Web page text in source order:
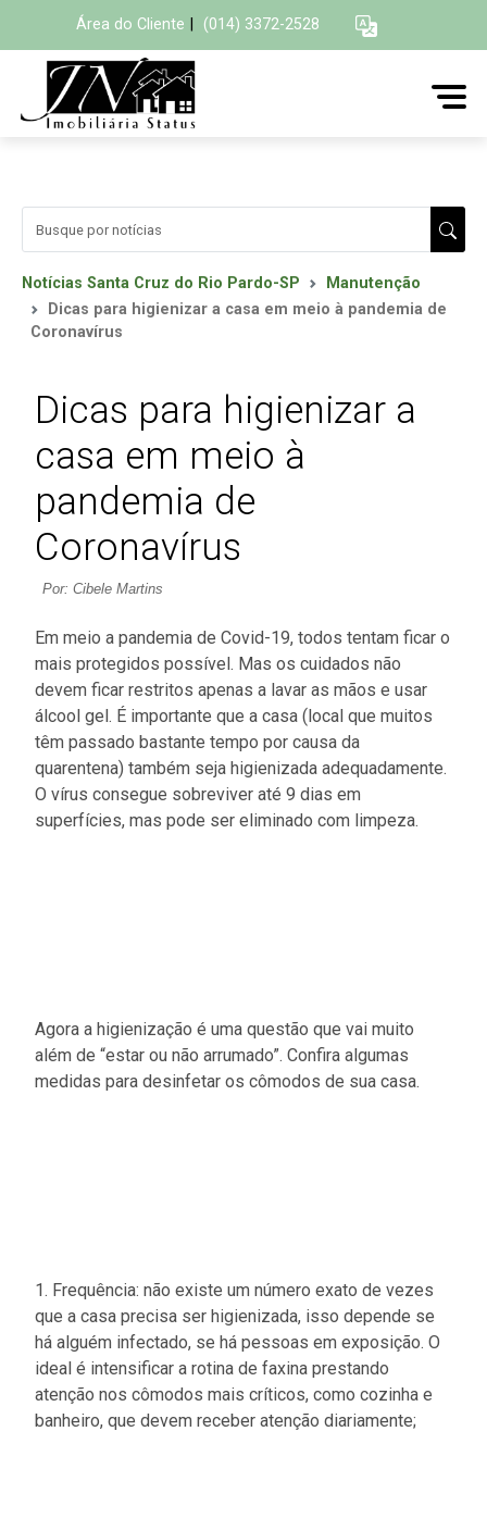
Área do Cliente (014) 3372-2528
Notícias Santa Cruz do Rio Pardo-SP
Manutenção
Dicas para higienizar a casa em meio à pandemia de
Coronavírus
Dicas para higienizar a
casa em meio à
pandemia de
Coronavírus
Por: Cibele Martins
Em meio a pandemia de Covid-19, todos tentam ficar o
mais protegidos possível. Mas os cuidados não
devem ficar restritos apenas a lavar as mãos e usar
álcool gel. É importante que a casa (local que muitos
têm passado bastante tempo por causa da
quarentena) também seja higienizada adequadamente.
O vírus consegue sobreviver até 9 dias em
superfícies, mas pode ser eliminado com limpeza.
Agora a higienização é uma questão que vai muito
além de “estar ou não arrumado”. Confira algumas
medidas para desinfetar os cômodos de sua casa.
1. Frequência: não existe um número exato de vezes
que a casa precisa ser higienizada, isso depende se
há alguém infectado, se há pessoas em exposição. O
ideal é intensificar a rotina de faxina prestando
atenção nos cômodos mais críticos, como cozinha e
banheiro, que devem receber atenção diariamente;